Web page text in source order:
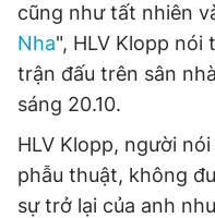
cũng như tất nhiên
Nha", HLV Klopp
trận đấu trên sân
sáng 20.10.
HLV Klopp, người
phẫu thuật, không
sự trở lại của anh